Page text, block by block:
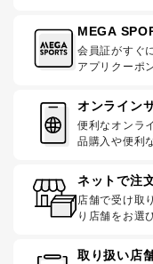
MEGA
会員証がすぐ
アプリクーポ
オンライン
便利なオンラ
品購入や便利
ネットで注
店舗で受け取
り店舗をお選
取り扱い店